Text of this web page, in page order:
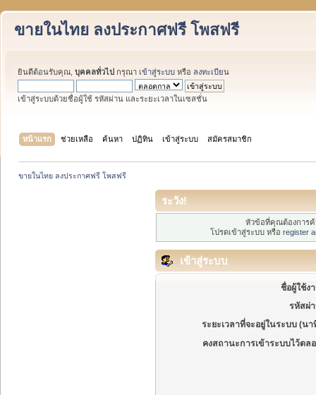
ขายในไทย ลงประกาศฟรี โพสฟรี
ยินดีต้อนรับคุณ, บุคคลทั่วไป กรุณา เข้าสู่ระบบ หรือ ลงทะเบียน
เข้าสู่ระบบด้วยชื่อผู้ใช้ รหัสผ่าน และระยะเวลาในเซสชั่น
หน้าแรก ช่วยเหลือ ค้นหา ปฏิทิน เข้าสู่ระบบ สมัครสมาชิก
ขายในไทย ลงประกาศฟรี โพสฟรี
ระวัง!
หัวข้อที่คุณต้องการ
โปรดเข้าสู่ระบบ หรือ register
เข้าสู่ระบบ
ชื่อผู้ใช้ง
รหัสผ่
ระยะเวลาที่จะอยู่ในระบบ (นา
คงสถานะการเข้าระบบไว้ตล